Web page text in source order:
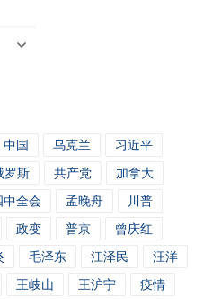
中国 乌克兰
习近平
罗斯 共产党
加拿大
中全会 孟晚舟
川普
政变 普京
曾庆红
毛泽东 江泽民
汪洋
王岐山 王沪宁
疫情